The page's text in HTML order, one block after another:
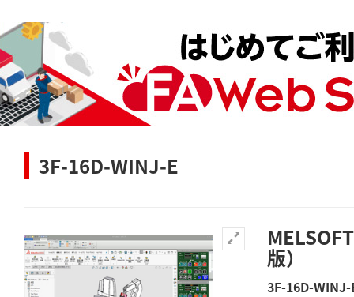
3F-16D-WINJ-E
版）
3F-16D-WINJ-